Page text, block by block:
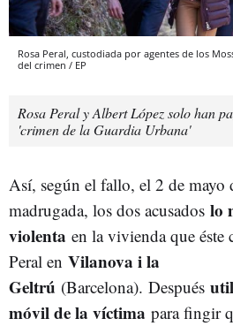
Rosa Peral, custodiada por agentes de los
del crimen / EP
Rosa Peral y Albert López solo han
'crimen de la Guardia Urbana'
Así, según el fallo, el 2 de mayo
madrugada, los dos acusados lo
violenta en la vivienda que éste
Peral en Vilanova i la
Geltrú (Barcelona). Después
móvil de la víctima para fingir